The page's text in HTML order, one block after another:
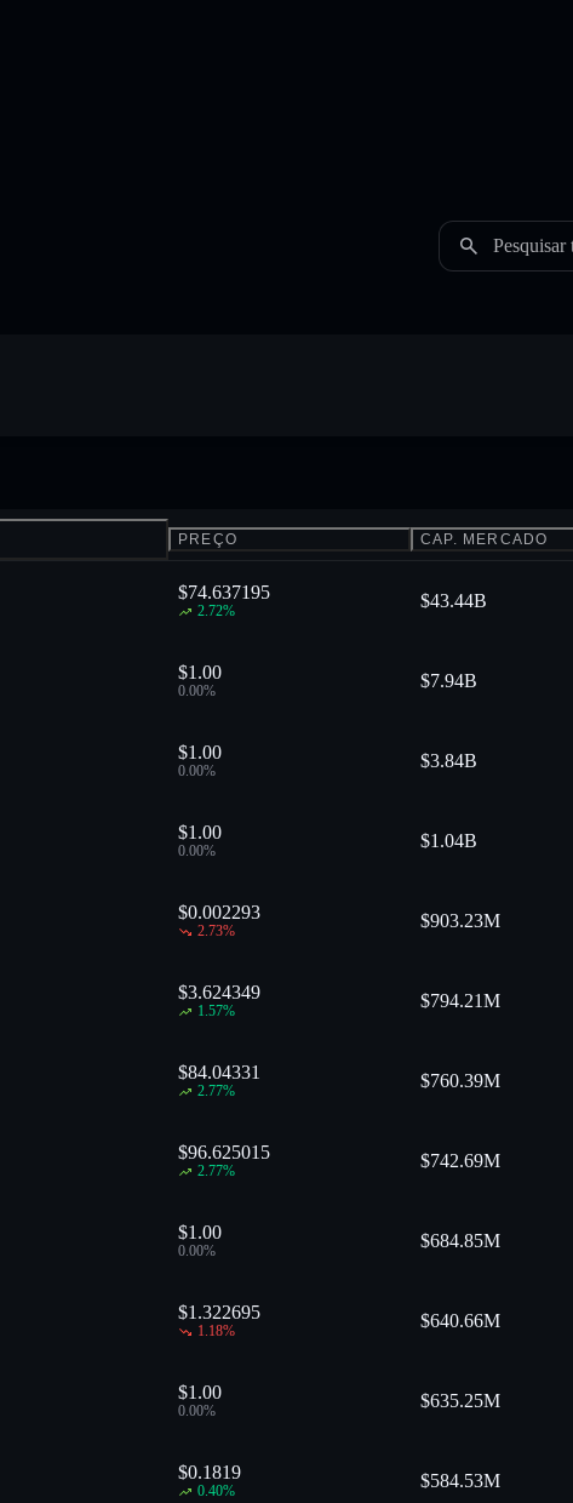
Pesquisar
PREÇO CAP. MERCADO
$74.637195
2.72%
$43.44B
$1.00
0.00%
$7.94B
$1.00
0.00%
$3.84B
$1.00
0.00%
$1.04B
$0.002293
2.73%
$903.23M
$3.624349
1.57%
$794.21M
$84.04331
2.77%
$760.39M
$96.625015
2.77%
$742.69M
$1.00
0.00%
$684.85M
$1.322695
1.18%
$640.66M
$1.00
0.00%
$635.25M
$0.1819
0.40%
$584.53M